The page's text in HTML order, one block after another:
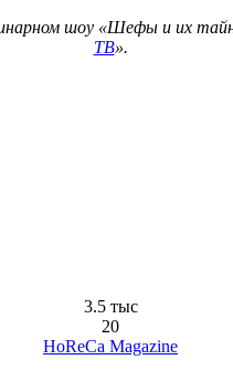
шоу «Шефы и их
ТВ».
3.5 тыс
20
HoReCa Magazine